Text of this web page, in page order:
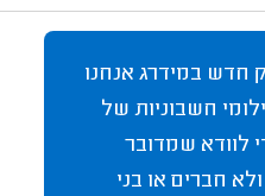
חדש במידרג אנחנו
חשבוניות של
לוודא שמדובר
חברים או בני